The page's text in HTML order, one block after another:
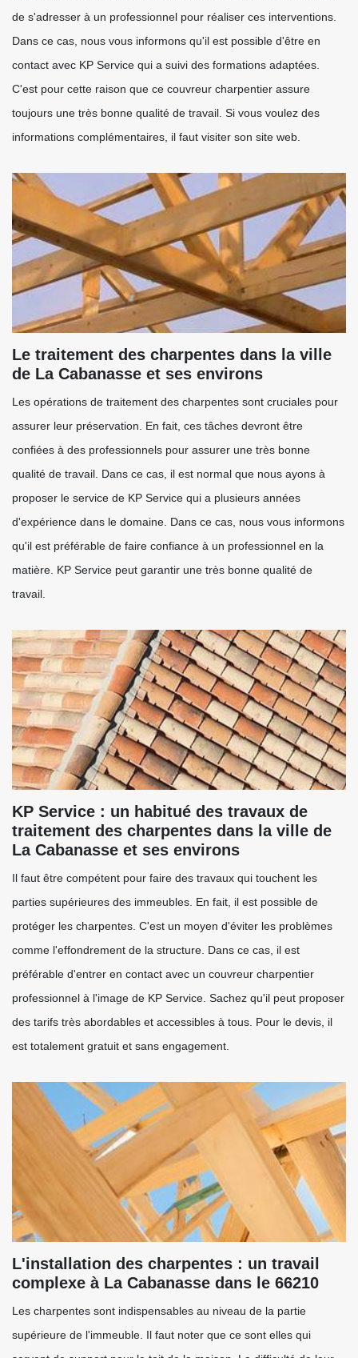
de s'adresser à un professionnel pour réaliser ces interventions.
Dans ce cas, nous vous informons qu'il est possible d'être en
contact avec KP Service qui a suivi des formations adaptées.
C'est pour cette raison que ce couvreur charpentier assure
toujours une très bonne qualité de travail. Si vous voulez des
informations complémentaires, il faut visiter son site web.
Le traitement des charpentes dans la ville
de La Cabanasse et ses environs
Les opérations de traitement des charpentes sont cruciales pour
assurer leur préservation. En fait, ces tâches devront être
confiées à des professionnels pour assurer une très bonne
qualité de travail. Dans ce cas, il est normal que nous ayons à
proposer le service de KP Service qui a plusieurs années
d'expérience dans le domaine. Dans ce cas, nous vous informons
qu'il est préférable de faire confiance à un professionnel en la
matière. KP Service peut garantir une très bonne qualité de
travail.
KP Service : un habitué des travaux de
traitement des charpentes dans la ville de
La Cabanasse et ses environs
Il faut être compétent pour faire des travaux qui touchent les
parties supérieures des immeubles. En fait, il est possible de
protéger les charpentes. C'est un moyen d'éviter les problèmes
comme l'effondrement de la structure. Dans ce cas, il est
préférable d'entrer en contact avec un couvreur charpentier
professionnel à l'image de KP Service. Sachez qu'il peut proposer
des tarifs très abordables et accessibles à tous. Pour le devis, il
est totalement gratuit et sans engagement.
L'installation des charpentes : un travail
complexe à La Cabanasse dans le 66210
Les charpentes sont indispensables au niveau de la partie
supérieure de l'immeuble. Il faut noter que ce sont elles qui